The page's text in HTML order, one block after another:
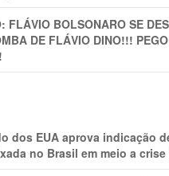
FLÁVIO BOLSONARO SE
DE FLÁVIO DINO!!!
dos EUA aprova indicação
no Brasil em meio a